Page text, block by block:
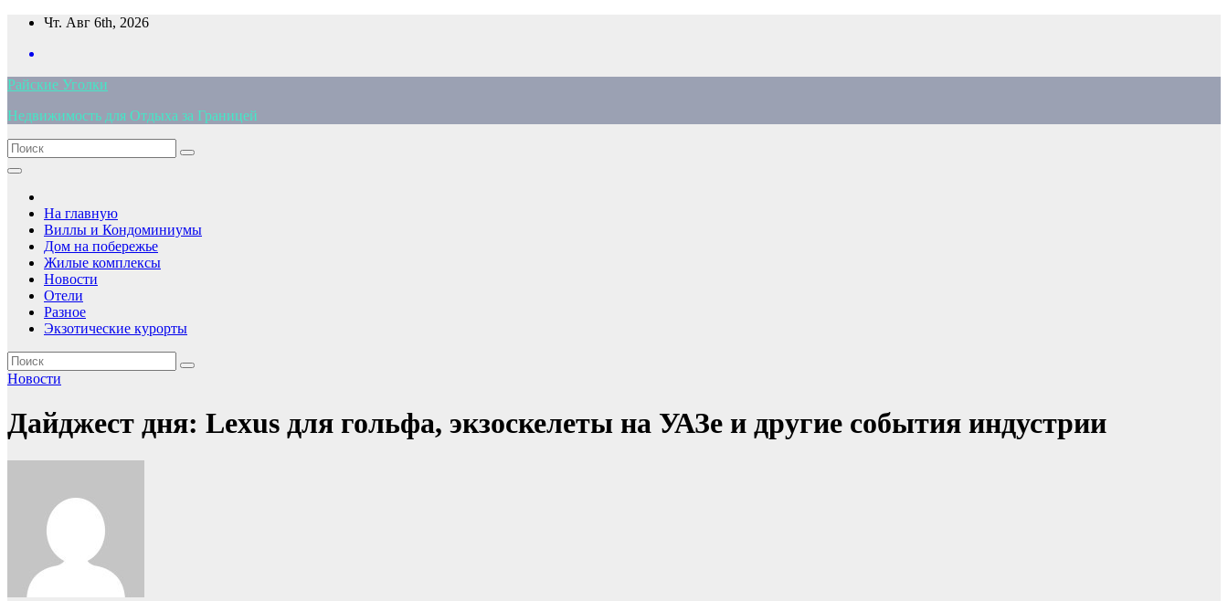
Перейти
содержимому
Чт. Авг 6th, 2026
Райские Уголки
Недвижимость для Отдыха за Границей
На главную
Виллы и Кондоминиумы
Дом на побережье
Жилые комплексы
Новости
Отели
Разное
Экзотические курорты
Новости
Дайджест дня: Lexus для гольфа, экзоскелеты на УАЗе и другие события индустрии